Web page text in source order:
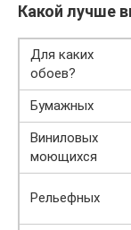
Какой лучше
Для каких
обоев?
Бумажных
Виниловых
моющихся
Рельефных